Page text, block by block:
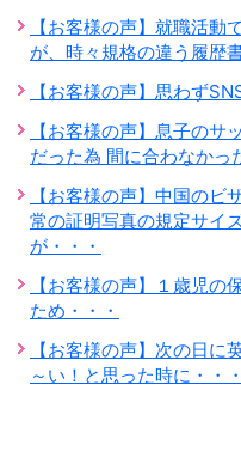
【お客様の声】就職活
が、時々規格の違う履歴
【お客様の声】思わず
【お客様の声】息子の
だった為 間に合わなかっ
【お客様の声】中国の
常の証明写真の規定サイ
が・・・
【お客様の声】１歳児の
ため・・・
【お客様の声】次の日に
～い！と思った時に・・・